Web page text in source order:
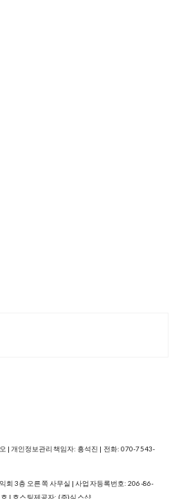
| 개인정보관리책임자: 흥석진 | 전화: 070-7543-
회 3층 오른쪽 사무실 | 사업자등록번호:206-86-
| 호스팅제공자: (주)식스샵